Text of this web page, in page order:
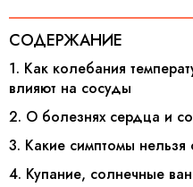
СОДЕРЖАНИЕ
1. Как колебания
влияют на сосуды
2. О болезнях сердца и
3. Какие симптомы нельзя
4. Купание, солнечные